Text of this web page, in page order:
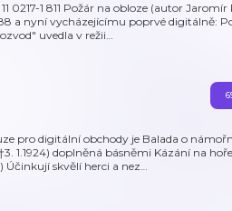
0217-1 811 Požár na obloze (autor Jaromír
a nyní vycházejícímu poprvé digitálně:
uvedla v režii…
pro digitální obchody je Balada o
1.1924) doplněná básněmi Kázání na
Účinkují skvělí herci a nez…